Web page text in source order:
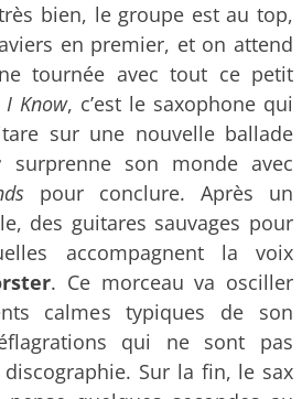
bien, le groupe est au top,
en premier, et on attend
tournée avec tout ce petit
I Know, c’est le saxophone qui
sur une nouvelle ballade
surprenne son monde avec
pour conclure. Après un
des guitares sauvages pour
accompagnent la voix
. Ce morceau va osciller
calmes typiques de son
qui ne sont pas
Sur la fin, le sax